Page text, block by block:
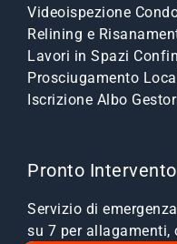
Videoispezione
Relining e
Lavori in Spazi
Prosciugamento
Iscrizione Albo
Pronto
Servizio di
su 7 per